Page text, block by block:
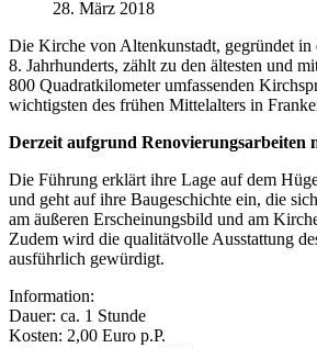
28. März 2018
Die Kirche von Altenkunstadt, gegründet in
8. Jahrhunderts, zählt zu den ältesten und
800 Quadratkilometer umfassenden
wichtigsten des frühen Mittelalters in
Derzeit aufgrund Renovierungsarbeiten
Die Führung erklärt ihre Lage auf dem
und geht auf ihre Baugeschichte ein, die
am äußeren Erscheinungsbild und am
Zudem wird die qualitätvolle Ausstattung
ausführlich gewürdigt.
Information:
Dauer: ca. 1 Stunde
Kosten: 2,00 Euro p.P.